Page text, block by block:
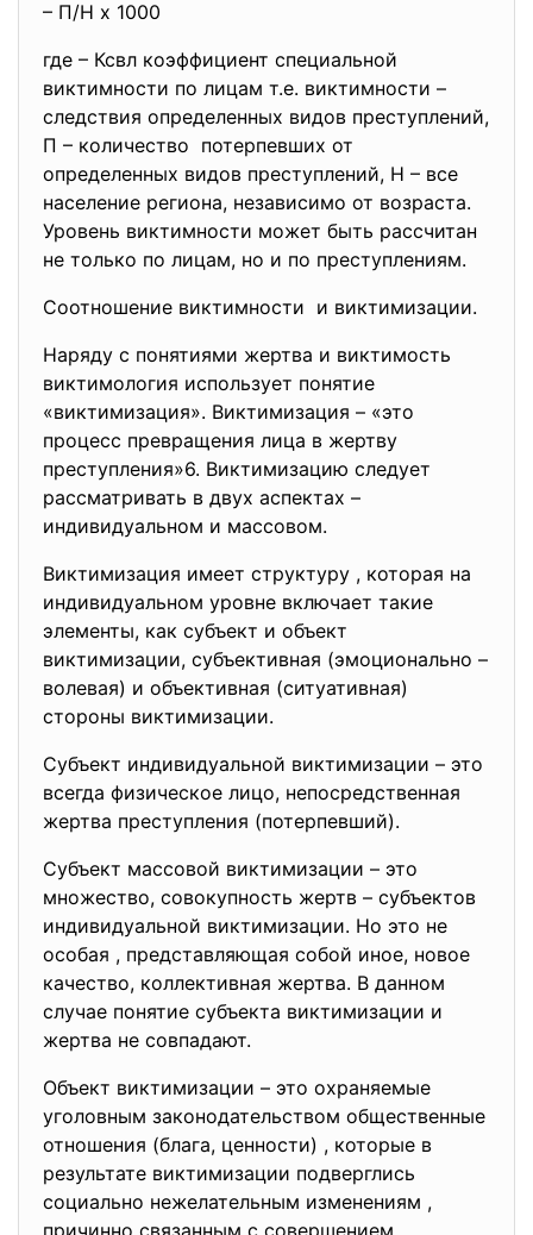
– П/Н х 1000
где – Ксвл коэффициент специальной
виктимности по лицам т.е. виктимности –
следствия определенных видов преступлений,
П – количество потерпевших от
определенных видов преступлений, Н – все
население региона, независимо от возраста.
Уровень виктимности может быть рассчитан
не только по лицам, но и по преступлениям.
Соотношение виктимности и виктимизации.
Наряду с понятиями жертва и виктимость
виктимология использует понятие
«виктимизация». Виктимизация – «это
процесс превращения лица в жертву
преступления»6. Виктимизацию следует
рассматривать в двух аспектах –
индивидуальном и массовом.
Виктимизация имеет структуру , которая на
индивидуальном уровне включает такие
элементы, как субъект и объект
виктимизации, субъективная (эмоционально –
волевая) и объективная (ситуативная)
стороны виктимизации.
Субъект индивидуальной виктимизации – это
всегда физическое лицо, непосредственная
жертва преступления (потерпевший).
Субъект массовой виктимизации – это
множество, совокупность жертв – субъектов
индивидуальной виктимизации. Но это не
особая , представляющая собой иное, новое
качество, коллективная жертва. В данном
случае понятие субъекта виктимизации и
жертва не совпадают.
Объект виктимизации – это охраняемые
уголовным законодательством общественные
отношения (блага, ценности) , которые в
результате виктимизации подверглись
социально нежелательным изменениям ,
причинно связанным с совершением